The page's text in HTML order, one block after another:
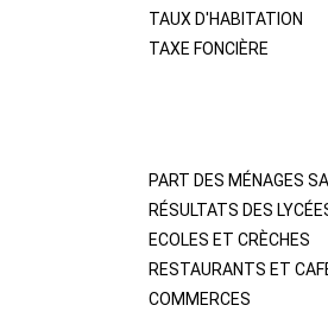
TAUX D'HABITATION
TAXE FONCIÈRE
PART DES MÉNAGES
RÉSULTATS DES
ECOLES ET CRÈCHES
RESTAURANTS ET
COMMERCES